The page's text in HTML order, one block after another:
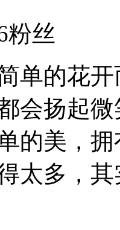
粉丝
单的花
会扬起
的美，
太多，